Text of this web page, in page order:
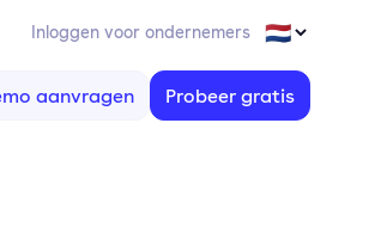
Inloggen voor ondernemers
aanvragen Probeer gratis